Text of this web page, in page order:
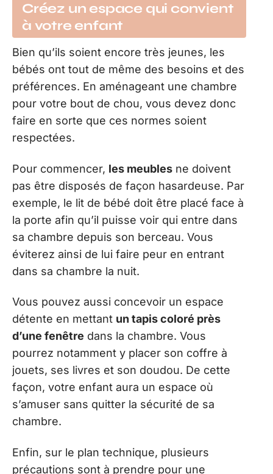
Créez un espace qui convient
à votre enfant
Bien qu’ils soient encore très jeunes, les
bébés ont tout de même des besoins et des
préférences. En aménageant une chambre
pour votre bout de chou, vous devez donc
faire en sorte que ces normes soient
respectées.
Pour commencer, les meubles ne doivent
pas être disposés de façon hasardeuse. Par
exemple, le lit de bébé doit être placé face à
la porte afin qu’il puisse voir qui entre dans
sa chambre depuis son berceau. Vous
éviterez ainsi de lui faire peur en entrant
dans sa chambre la nuit.
Vous pouvez aussi concevoir un espace
détente en mettant un tapis coloré près
d’une fenêtre dans la chambre. Vous
pourrez notamment y placer son coffre à
jouets, ses livres et son doudou. De cette
façon, votre enfant aura un espace où
s’amuser sans quitter la sécurité de sa
chambre.
Enfin, sur le plan technique, plusieurs
précautions sont à prendre pour une